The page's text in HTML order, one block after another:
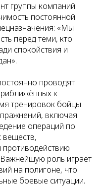
группы компаний
постоянной
«Мы
перед теми, кто
спокойствия и
проводят
к
тренировок бойцы
включая
операций по
веществ,
роль играет
на полигоне, что
боевые ситуации.